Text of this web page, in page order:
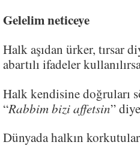
Gelelim neticeye
Halk aşıdan ürker, tırsar
abartılı ifadeler
Halk kendisine doğruları
“Rabbim bizi affetsin”
Dünyada halkın